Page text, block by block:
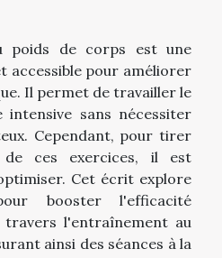
poids de corps est une
accessible pour améliorer
Il permet de travailler le
intensive sans nécessiter
Cependant, pour tirer
ces exercices, il est
Cet écrit explore
booster l'efficacité
travers l'entraînement au
ainsi des séances à la